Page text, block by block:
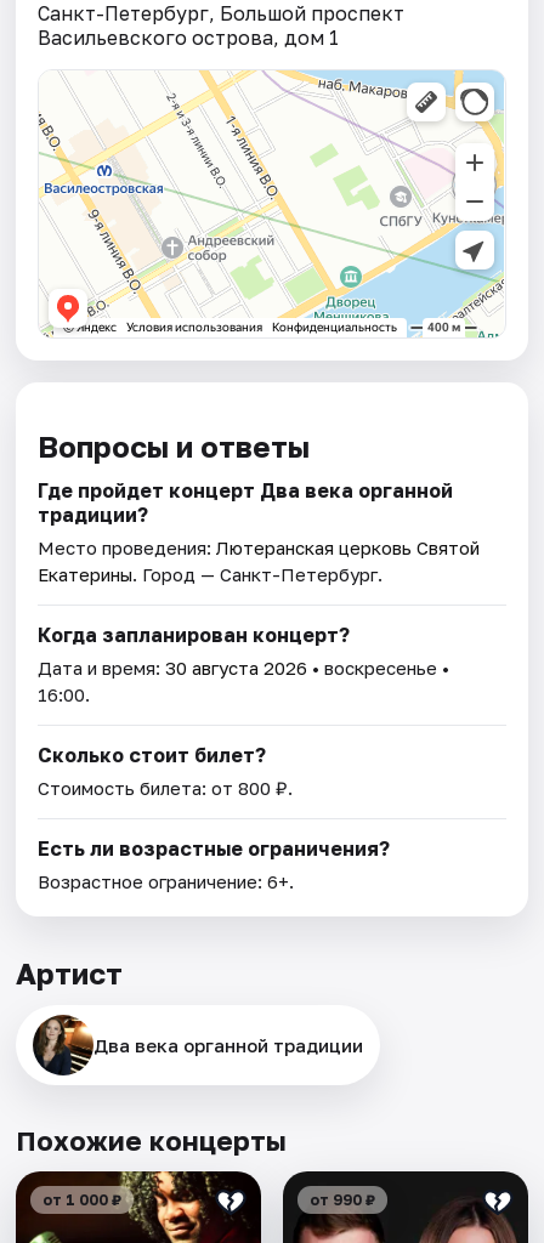
Санкт-Петербург, Большой проспект
Васильевского острова, дом 1
Вопросы и ответы
Где пройдет концерт Два века органной
традиции?
Место проведения:Лютеранская церковь Святой
Екатерины. Город — Санкт-Петербург.
Когда запланирован концерт?
Дата и время:30 августа 2026 • воскресенье •
16:00.
Сколько стоит билет?
Стоимость билета: от 800 ₽.
Есть ли возрастные ограничения?
Возрастное ограничение: 6+.
Артист
Два века органной традиции
Похожие концерты
от 1 000 ₽ от 990 ₽